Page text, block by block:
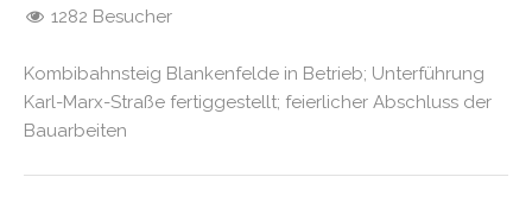
1282 Besucher
Kombibahnsteig Blankenfelde in Betrieb; Unterführung
Karl-Marx-Straße fertiggestellt; feierlicher Abschluss der
Bauarbeiten